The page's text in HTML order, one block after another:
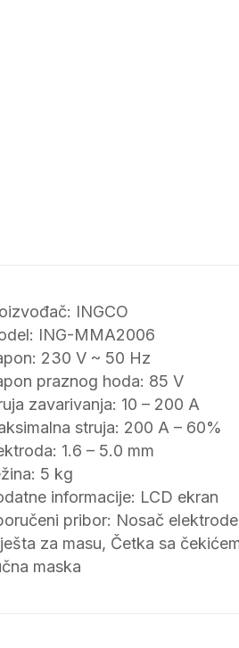
INGCO
ING-MMA2006
230 V ~ 50 Hz
praznog hoda: 85 V
zavarivanja: 10 – 200 A
struja: 200 A – 60%
1.6 – 5.0 mm
5 kg
informacije: LCD ekran
pribor: Nosač
za masu, Četka sa
maska